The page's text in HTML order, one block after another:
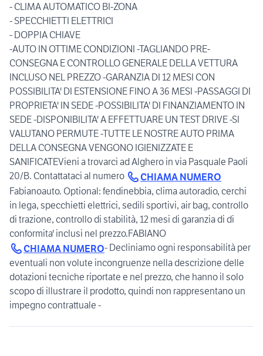
- CLIMA AUTOMATICO BI-ZONA
- SPECCHIETTI ELETTRICI
- DOPPIA CHIAVE
-AUTO IN OTTIME CONDIZIONI -TAGLIANDO PRE-
CONSEGNA E CONTROLLO GENERALE DELLA VETTURA
INCLUSO NEL PREZZO -GARANZIA DI 12 MESI CON
POSSIBILITA' DI ESTENSIONE FINO A 36 MESI -PASSAGGI DI
PROPRIETA' IN SEDE -POSSIBILITA' DI FINANZIAMENTO IN
SEDE -DISPONIBILITA' A EFFETTUARE UN TEST DRIVE -SI
VALUTANO PERMUTE -TUTTE LE NOSTRE AUTO PRIMA
DELLA CONSEGNA VENGONO IGIENIZZATE E
SANIFICATEVieni a trovarci ad Alghero in via Pasquale Paoli
20/B. Contattataci al numero
CHIAMA NUMERO
Fabianoauto. Optional: fendinebbia, clima autoradio, cerchi
in lega, specchietti elettrici, sedili sportivi, air bag, controllo
di trazione, controllo di stabilità, 12 mesi di garanzia di di
conformita' inclusi nel prezzo.FABIANO
CHIAMA NUMERO- Decliniamo ogni responsabilità per
eventuali non volute incongruenze nella descrizione delle
dotazioni tecniche riportate e nel prezzo, che hanno il solo
scopo di illustrare il prodotto, quindi non rappresentano un
impegno contrattuale -